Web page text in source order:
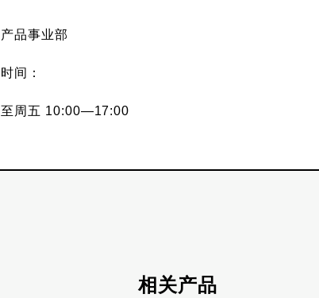
品事业部
间：
周五 10:00—17:00
相关产品